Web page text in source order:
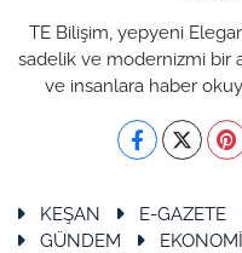
TE Bilişim, yepyeni
sadelik ve modernizmi bir
ve insanlara haber
KEŞAN E-GAZETE
GÜNDEM
EKONOMİ